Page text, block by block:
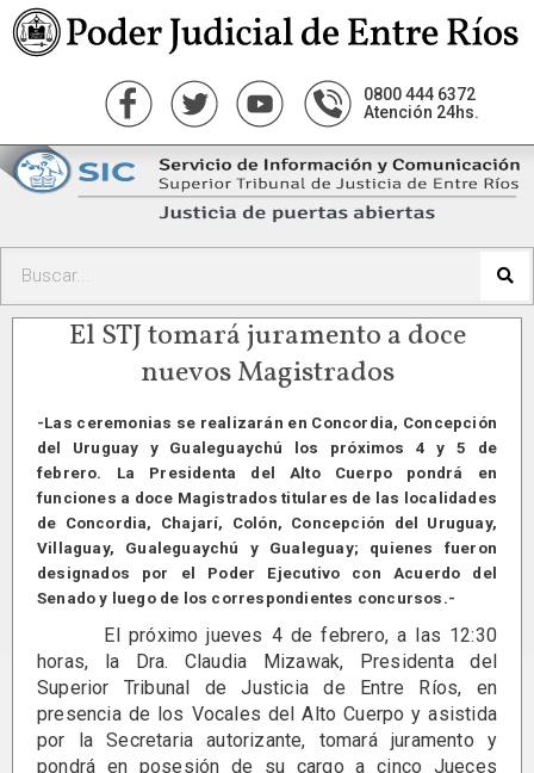
0800 444 6372
Atención 24hs.
El STJ tomará juramento a doce
nuevos Magistrados
-Las ceremonias se realizarán en Concordia, Concepción
del Uruguay y Gualeguaychú los próximos 4 y 5 de
febrero. La Presidenta del Alto Cuerpo pondrá en
funciones a doce Magistrados titulares de las localidades
de Concordia, Chajarí, Colón, Concepción del Uruguay,
Villaguay, Gualeguaychú y Gualeguay; quienes fueron
designados por el Poder Ejecutivo con Acuerdo del
Senado y luego de los correspondientes concursos.-
El próximo jueves 4 de febrero, a las 12:30
horas, la Dra. Claudia Mizawak, Presidenta del
Superior Tribunal de Justicia de Entre Ríos, en
presencia de los Vocales del Alto Cuerpo y asistida
por la Secretaria autorizante, tomará juramento y
pondrá en posesión de su cargo a cinco Jueces